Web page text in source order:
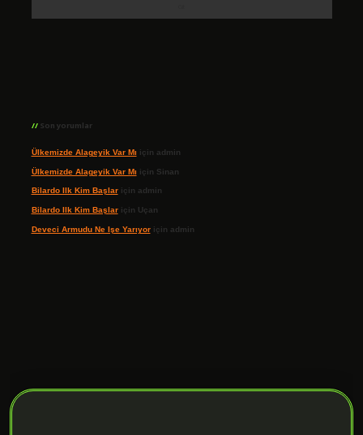
Son yorumlar
Ülkemizde Alageyik Var Mı için admin
Ülkemizde Alageyik Var Mı için Sinan
Bilardo Ilk Kim Başlariçin admin
Bilardo Ilk Kim Başlariçin Uçan
Deveci Armudu Ne Işe Yarıyoriçin admin